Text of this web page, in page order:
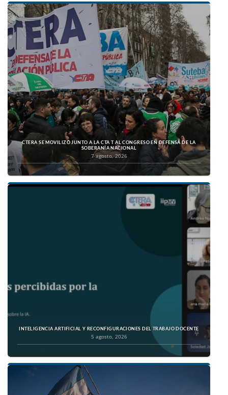
CTERA SE MOVILIZÓ JUNTO A LA CTA T AL CONGRESO EN DEFENSA DE LA
SOBERANÍA NACIONAL
7 agosto, 2026
INTELIGENCIA ARTIFICIAL Y RECONFIGURACIONES DEL TRABAJO DOCENTE
5 agosto, 2026